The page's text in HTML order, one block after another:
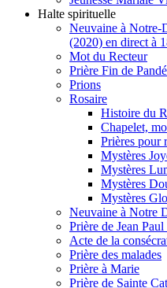
Halte spirituelle
Neuvaine à Notre-
(2020) en direct à
Mot du Recteur
Prière Fin de
Prions
Rosaire
Histoire du
Chapelet,
Prières pour
Mystères
Mystères
Mystères
Mystères
Neuvaine à Notre
Prière de Jean
Acte de la
Prière des malades
Prière à Marie
Prière de Sainte